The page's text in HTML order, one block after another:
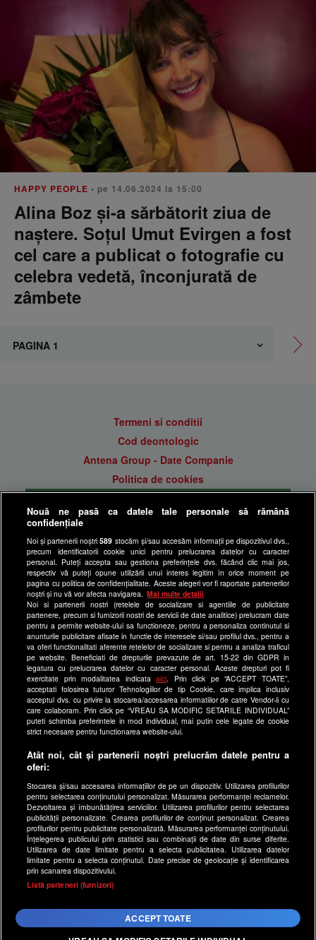
HAPPY PEOPLE • pe 14.06.2024 la 15:00
Alina Boz și-a sărbătorit ziua de
naștere. Soțul Umut Evirgen a fost
cel care a publicat o fotografie cu
celebra vedetă, înconjurată de
zâmbete
Termeni si conditii
Cod deontologic
Antena Group - Date Companie
Politica de cookies
Politica de confidentialitate
Anunturi gratuite pe Lajumate.ro
Ultimele Stiri
Program Happy Channel
Echipa editorială
Site-uri Antena Group
a1.ro
antenastars.ro
as.ro
catine.ro
chefi.ro
deparinti.ro
medicool.ro
spynews.ro
useit.ro
retetefeldefel.ro
zutv.ro
Trends AntenaPLAY
Acest site este creat si administrat de Digital Antena Group.
Nouă ne pasă ca datele tale personale să rămână
confidențiale
Noi și partenerii noștri589 stocăm și/sau accesăm informații pe dispozitivul dvs.,
precum identificatorii cookie unici pentru prelucrarea datelor cu caracter
personal. Puteți accepta sau gestiona preferințele dvs. făcând clic mai jos,
respectiv vă puteți opune utilizării unui interes legitim în orice moment pe
pagina cu politica de confidențialitate. Aceste alegeri vor fi raportate partenerilor
noștri și nu vă vor afecta navigarea.
Mai multe detalii
Noi si partenerii nostri (retelele de socializare si agentiile de publicitate
partenere, precum si furnizorii nostri de servicii de date analitice) prelucram date
pentru a permite website-ului sa functioneze, pentru a personaliza continutul si
anunturile publicitare afisate in functie de interesele si/sau profilul dvs., pentru a
va oferi functionalitati aferente retelelor de socializare si pentru a analiza traficul
pe website. Beneficiati de drepturile prevazute de art. 15-22 din GDPR in
legatura cu prelucrarea datelor cu caracter personal. Aceste drepturi pot fi
exercitate prin modalitatea indicataaici . Prin click pe “ACCEPT TOATE”,
acceptati folosirea tuturor Tehnologiilor de tip Cookie, care implica inclusiv
acceptul dvs. cu privire la stocarea/accesarea informatiilor de catre Vendor-ii cu
care colaboram. Prin click pe “VREAU SA MODIFIC SETARILE INDIVIDUAL”
puteti schimba preferintele in mod individual, mai putin cele legate de cookie
strict necesare pentru functionarea website-ului.
Atât noi, cât și partenerii noștri prelucrăm datele pentru a
oferi:
Stocarea și/sau accesarea informațiilor de pe un dispozitiv. Utilizarea profilurilor
pentru selectarea conținutului personalizat. Măsurarea performanței reclamelor.
Dezvoltarea și îmbunătățirea serviciilor. Utilizarea profilurilor pentru selectarea
publicității personalizate. Crearea profilurilor de conținut personalizat. Crearea
profilurilor pentru publicitate personalizată. Măsurarea performanței conținutului.
Înțelegerea publicului prin statistici sau combinații de date din surse diferite.
Utilizarea de date limitate pentru a selecta publicitatea. Utilizarea datelor
limitate pentru a selecta conținutul. Date precise de geolocație și identificarea
prin scanarea dispozitivului.
Listă parteneri (furnizori)
ACCEPT TOATE